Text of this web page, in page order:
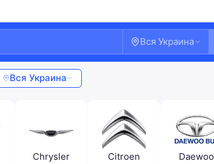
Вся Украина
Вся Украина
Chrysler Citroen Daewoo